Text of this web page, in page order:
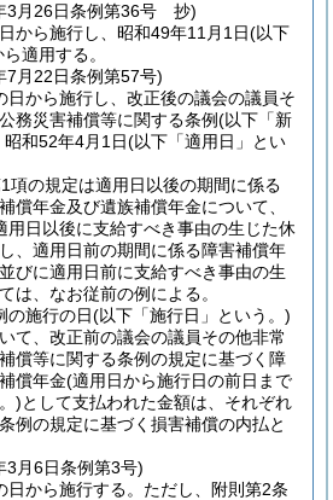
3月26日条例第36号 抄)
から施行し、昭和49年11月1日(以下
ら適用する。
7月22日条例第57号)
日から施行し、改正後の議会の議員そ
務災害補償等に関する条例(以下「新
昭和52年4月1日(以下「適用日」とい
項の規定は適用日以後の期間に係る
償年金及び遺族補償年金について、
用日以後に支給すべき事由の生じた休
、適用日前の期間に係る障害補償年
びに適用日前に支給すべき事由の生
は、なお従前の例による。
の施行の日(以下「施行日」という。)
て、改正前の議会の議員その他非常
償等に関する条例の規定に基づく障
償年金(適用日から施行日の前日まで
)として支払われた金額は、それぞれ
例の規定に基づく損害補償の内払と
3月6日条例第3号)
から施行する。 ただし、附則第2条